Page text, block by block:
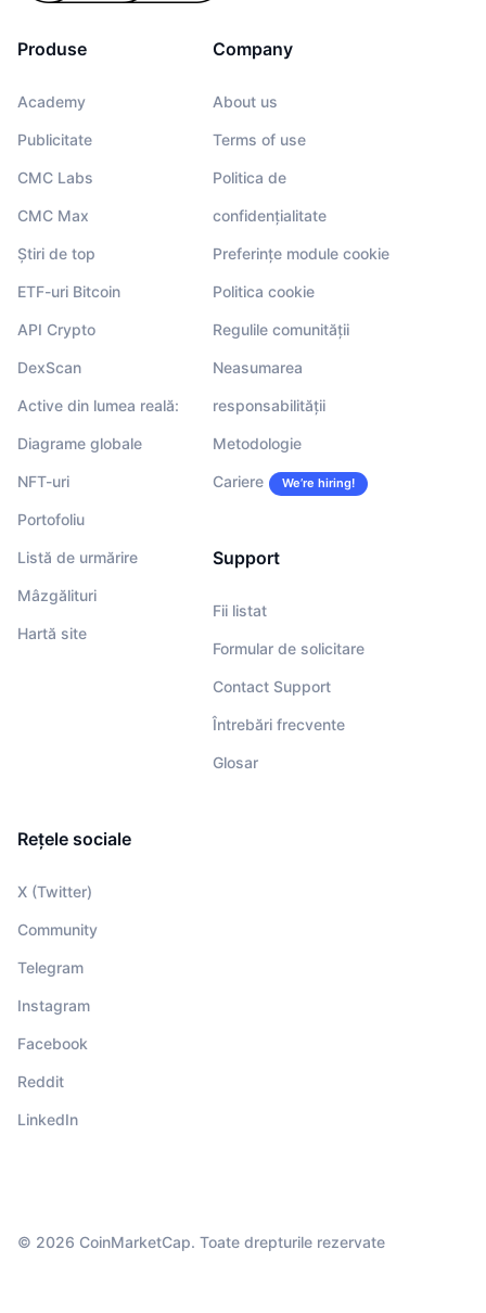
Produse
Academy
Publicitate
CMC Labs
CMC Max
Știri de top
ETF-uri Bitcoin
API Crypto
DexScan
Active din lumea reală:
Diagrame globale
NFT-uri
Portofoliu
Listă de urmărire
Mâzgălituri
Hartă site
Company
About us
Terms of use
Politica de
confidențialitate
Preferințe module cookie
Politica cookie
Regulile comunității
Neasumarea
responsabilității
Metodologie
Cariere We’re hiring!
Support
Fii listat
Formular de solicitare
Contact Support
Întrebări frecvente
Glosar
Rețele sociale
X (Twitter)
Community
Telegram
Instagram
Facebook
Reddit
LinkedIn
© 2026 CoinMarketCap. Toate drepturile rezervate